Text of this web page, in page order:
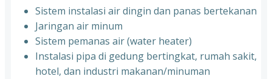
Sistem instalasi air dingin dan panas bertekanan
⁠Jaringan air minum
⁠Sistem pemanas air (water heater)
⁠Instalasi pipa di gedung bertingkat, rumah sakit,
hotel, dan industri makanan/minuman